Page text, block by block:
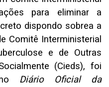
para eliminar a
dispondo sobrea a
Comitê Interministerial
e de Outras
(Cieds), foi
Diário Oficial da